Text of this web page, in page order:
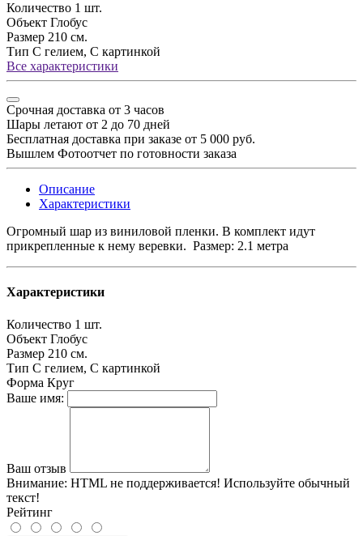
Количество 1 шт.
Объект Глобус
Размер 210 см.
Тип С гелием, С картинкой
Все характеристики
Срочная доставка от 3 часов
Шары летают от 2 до 70 дней
Бесплатная доставка при заказе от 5 000 руб.
Вышлем Фотоотчет по готовности заказа
Описание
Характеристики
Огромный шар из виниловой пленки. В комплект идут
прикрепленные к нему веревки. Размер: 2.1 метра
Характеристики
Количество 1 шт.
Объект Глобус
Размер 210 см.
Тип С гелием, С картинкой
Форма Круг
Ваше имя:
Ваш отзыв
Внимание: HTML не поддерживается! Используйте обычный
текст!
Рейтинг